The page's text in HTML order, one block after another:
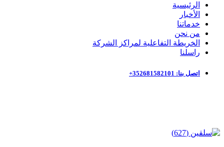
الرئيسية
الأخبار
خدماتنا
من نحن
الخريطة التفاعلية لمراكز الشركة
راسلنا
اتصل بنا: 352681582101+